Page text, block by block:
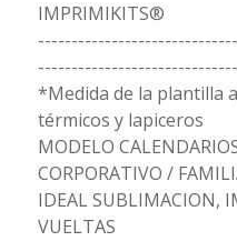
IMPRIMIKITS®
*Medida de la plantilla
térmicos y lapiceros
MODELO
CORPORATIVO /
IDEAL SUBLIMACION,
VUELTAS